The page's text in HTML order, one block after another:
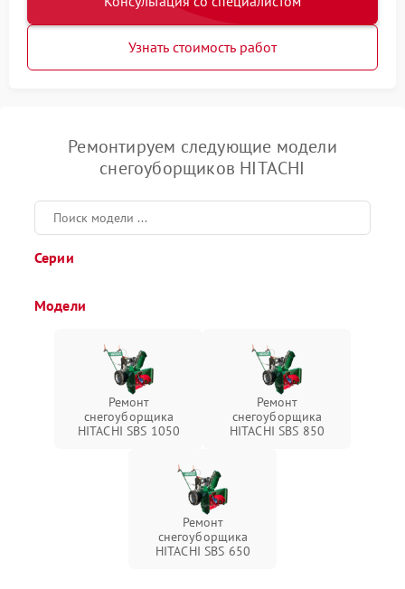
Узнать стоимость работ
Ремонтируем следующие модели
снегоуборщиков HITACHI
Серии
Модели
Ремонт
снегоуборщика
HITACHI SBS 1050
Ремонт
снегоуборщика
HITACHI SBS 850
Ремонт
снегоуборщика
HITACHI SBS 650